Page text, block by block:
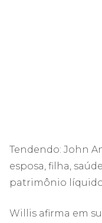
Tendendo: John
esposa, filha,
patrimônio
Willis afirma em